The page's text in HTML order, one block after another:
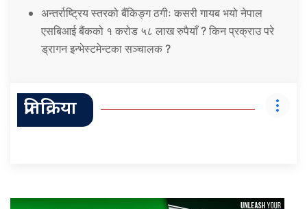
अन्तर्राष्ट्रिय स्तरको बैंकिङ्ग ठगीः कसरी गायब भयो नेपाल
एसबिआई बैंकको १ करोड ५८ लाख रुपैयाँ ? किन प्रक्राउ परे
ड्रागन इन्भेस्टमेन्टका सञ्चालक ?
प्रतिक्रिया